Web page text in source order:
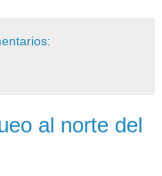
al norte del